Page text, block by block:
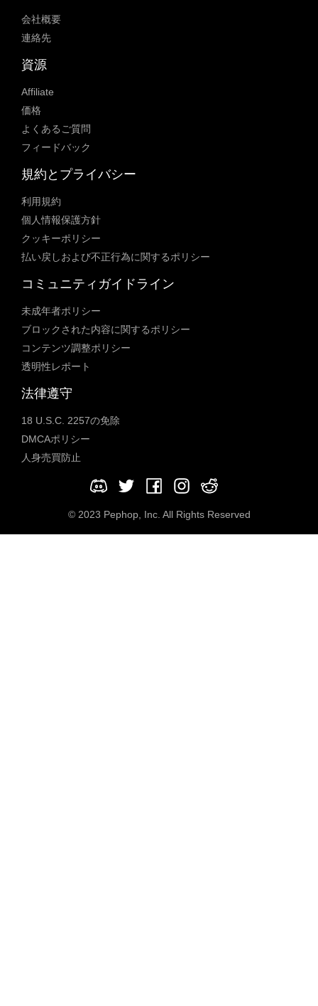
会社概要
連絡先
資源
Affiliate
価格
よくあるご質問
フィードバック
規約とプライバシー
利用規約
個人情報保護方針
クッキーポリシー
払い戻しおよび不正行為に関するポリシー
コミュニティガイドライン
未成年者ポリシー
ブロックされた内容に関するポリシー
コンテンツ調整ポリシー
透明性レポート
法律遵守
18 U.S.C. 2257の免除
DMCAポリシー
人身売買防止
© 2023 Pephop, Inc. All Rights Reserved